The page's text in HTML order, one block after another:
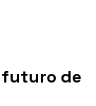
futuro de